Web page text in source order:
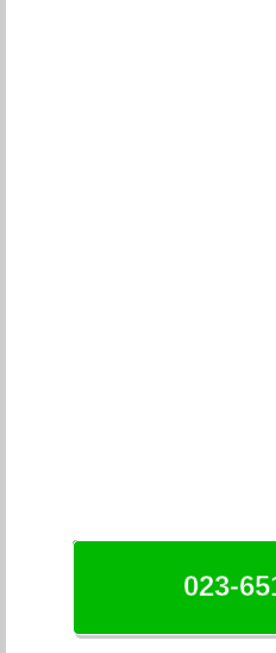
023-